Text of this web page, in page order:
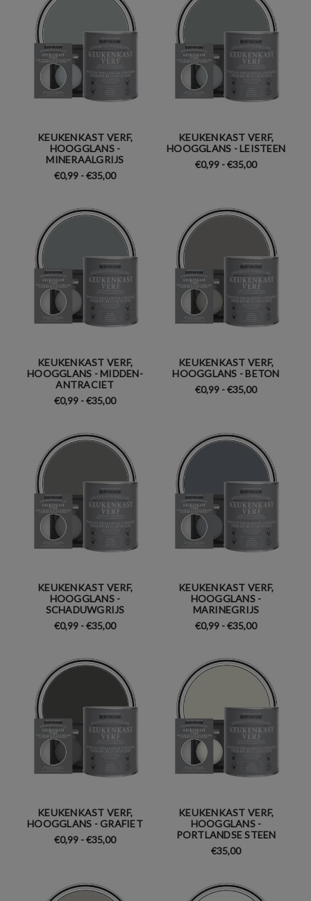
KEUKENKAST VERF,
HOOGGLANS -
MINERAALGRIJS
€0,99 - €35,00
KEUKENKAST VERF,
HOOGGLANS - LEISTEEN
€0,99 - €35,00
KEUKENKAST VERF,
HOOGGLANS - MIDDEN-
ANTRACIET
€0,99 - €35,00
KEUKENKAST VERF,
HOOGGLANS - BETON
€0,99 - €35,00
KEUKENKAST VERF,
HOOGGLANS -
SCHADUWGRIJS
€0,99 - €35,00
KEUKENKAST VERF,
HOOGGLANS -
MARINEGRIJS
€0,99 - €35,00
KEUKENKAST VERF,
HOOGGLANS - GRAFIET
€0,99 - €35,00
KEUKENKAST VERF,
HOOGGLANS -
PORTLANDSE STEEN
€35,00